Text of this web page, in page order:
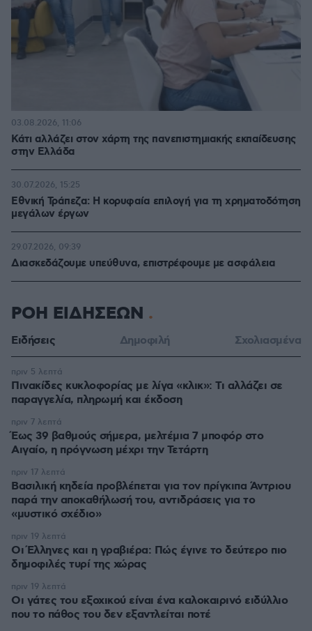
Κάτι αλλάζει στον χάρτη της πανεπιστημιακής εκπαίδευσης
στην Ελλάδα
03.08.2026, 11:06
Εθνική Τράπεζα: Η κορυφαία επιλογή για τη χρηματοδότηση
μεγάλων έργων
30.07.2026, 15:25
Διασκεδάζουμε υπεύθυνα, επιστρέφουμε με ασφάλεια
29.07.2026, 09:39
ΡΟΗ ΕΙΔΗΣΕΩΝ
Ειδήσεις Δημοφιλή Σχολιασμένα
Πινακίδες κυκλοφορίας με λίγα «κλικ»: Τι αλλάζει σε
παραγγελία, πληρωμή και έκδοση
πριν 5 λεπτά
Έως 39 βαθμούς σήμερα, μελτέμια 7 μποφόρ στο
Αιγαίο, η πρόγνωση μέχρι την Τετάρτη
πριν 7 λεπτά
Βασιλική κηδεία προβλέπεται για τον πρίγκιπα Άντριου
παρά την αποκαθήλωσή του, αντιδράσεις για το
«μυστικό σχέδιο»
πριν 17 λεπτά
Οι Έλληνες και η γραβιέρα: Πώς έγινε το δεύτερο πιο
δημοφιλές τυρί της χώρας
πριν 19 λεπτά
Οι γάτες του εξοχικού είναι ένα καλοκαιρινό ειδύλλιο
που το πάθος του δεν εξαντλείται ποτέ
πριν 19 λεπτά